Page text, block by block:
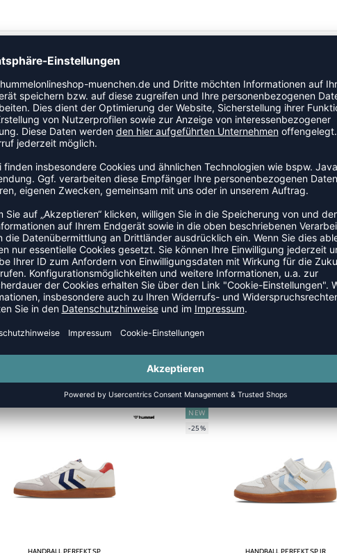
aus den 80er Jahren. Er bietet dank einer
noch mehr Tragekomfort, Flexibilität und Halt. Die Retro-
Winkel von hummel runden das Design ab und die
und Strapazierfähigkeit.
HANDBALL PERFEKT SP
NEW
-25%
HANDBALL PERFEKT SP JR